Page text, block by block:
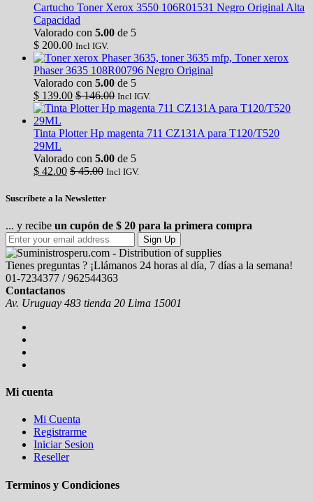
Cartucho Toner Xerox 3550 106R01531 Negro Original Alta
Capacidad
Valorado con 5.00 de 5
$ 200.00 Incl IGV.
Toner xerox
Phaser 3635 108R00796 Negro Original
Valorado con 5.00 de 5
$ 139.00 $146.00 Incl IGV.
Tinta Plotter Hp magenta 711 CZ131A para T120/T520
29ML
Valorado con 5.00 de 5
$ 42.00 $45.00 Incl IGV.
Suscríbete a la Newsletter
... y recibe un cupón de $ 20 para la primera compra
Sign Up
Tienes preguntas ? ¡Llámanos 24 horas al día, 7 días a la semana!
01-7234377 / 962544363
Contactanos
Av. Uruguay 483 tienda 20 Lima 15001
Mi cuenta
Mi Cuenta
Registrarme
Iniciar Sesion
Reseller
Terminos y Condiciones